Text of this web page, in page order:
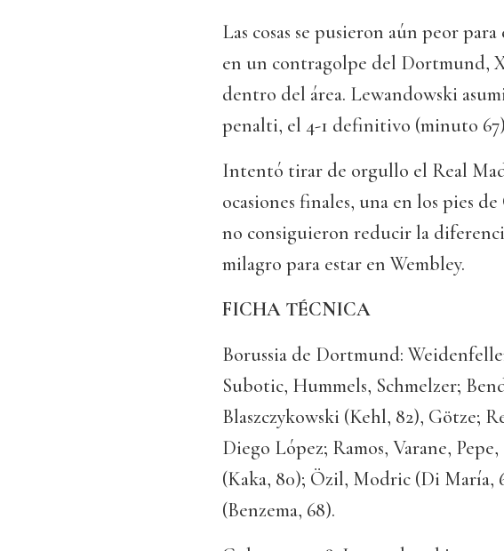
Las cosas se pusieron aún peor
en un contragolpe del Dortmund,
dentro del área. Lewandowski
penalti, el 4-1 definitivo (minuto
Intentó tirar de orgullo el Real
ocasiones finales, una en los pies
no consiguieron reducir la
milagro para estar en Wembley.
FICHA TÉCNICA
Borussia de Dortmund:
Subotic, Hummels, Schmelzer;
Blaszczykowski (Kehl, 82), Götze;
Diego López; Ramos, Varane,
(Kaka, 80); Özil, Modric (Di
(Benzema, 68).